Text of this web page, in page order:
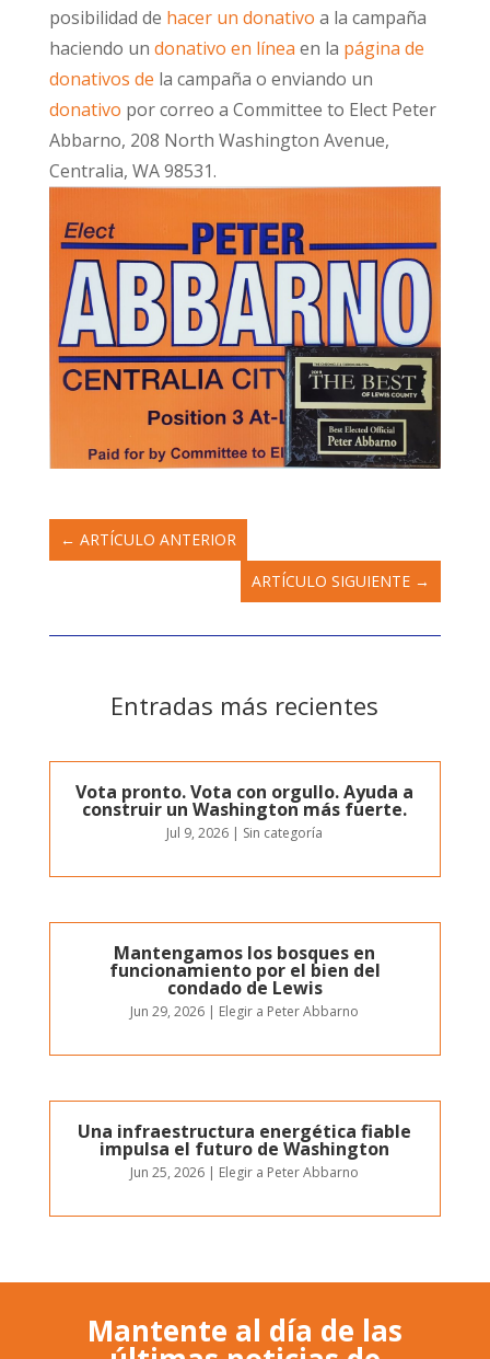
posibilidad de hacer un donativo a la campaña
haciendo un donativo en línea en la página de
donativos de la campaña o enviando un
donativo por correo a Committee to Elect Peter
Abbarno, 208 North Washington Avenue,
Centralia, WA 98531.
← ARTÍCULO ANTERIOR
ARTÍCULO SIGUIENTE →
Entradas más recientes
Vota pronto. Vota con orgullo. Ayuda a
construir un Washington más fuerte.
Jul 9, 2026 | Sin categoría
Mantengamos los bosques en
funcionamiento por el bien del
condado de Lewis
Jun 29, 2026 | Elegir a Peter Abbarno
Una infraestructura energética fiable
impulsa el futuro de Washington
Jun 25, 2026 | Elegir a Peter Abbarno
Mantente al día de las